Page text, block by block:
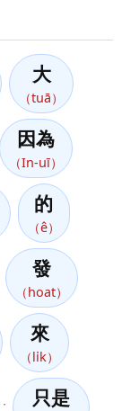
大
（tuā）
因為
（In-uī）
的
（ê）
發
（hoat）
來
（li̍k）
只是